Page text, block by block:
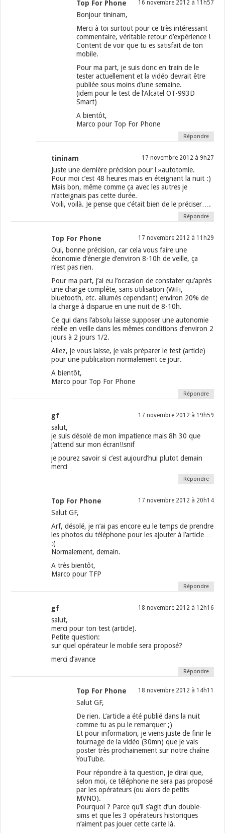
Top For Phone 16 novembre 2012 à 11h57
Bonjour tininam,
Merci à toi surtout pour ce très intéressant
commentaire, véritable retour d’expérience !
Content de voir que tu es satisfait de ton
mobile.
Pour ma part, je suis donc en train de le
tester actuellement et la vidéo devrait être
publiée sous moins d’une semaine.
(idem pour le test de l’Alcatel OT-993D
Smart)
A bientôt,
Marco pour Top For Phone
Répondre
tininam 17 novembre 2012 à 9h27
Juste une dernière précision pour l »autotomie.
Pour moi c’est 48 heures mais en éteignant la nuit :)
Mais bon, même comme ça avec les autres je
n’atteignais pas cette durée.
Voili, voilà. Je pense que c’était bien de le préciser….
Répondre
Top For Phone 17 novembre 2012 à 11h29
Oui, bonne précision, car cela vous faire une
économie d’énergie d’environ 8-10h de veille, ça
n’est pas rien.
Pour ma part, j’ai eu l’occasion de constater qu’après
une charge compléte, sans utilisation (WiFi,
bluetooth, etc. allumés cependant) environ 20% de
la charge à disparue en une nuit de 8-10h.
Ce qui dans l’absolu laisse supposer une autonomie
réelle en veille dans les mêmes conditions d’environ 2
jours à 2 jours 1/2.
Allez, je vous laisse, je vais préparer le test (article)
pour une publication normalement ce jour.
A bientôt,
Marco pour Top For Phone
Répondre
gf 17 novembre 2012 à 19h59
salut,
je suis désolé de mon impatience mais 8h 30 que
j’attend sur mon écran!!snif
je pourez savoir si c’est aujourd’hui plutot demain
merci
Répondre
Top For Phone 17 novembre 2012 à 20h14
Salut GF,
Arf, désolé, je n’ai pas encore eu le temps de prendre
les photos du téléphone pour les ajouter à l’article…
:(
Normalement, demain.
A très bientôt,
Marco pour TFP
Répondre
gf 18 novembre 2012 à 12h16
salut,
merci pour ton test (article).
Petite question:
sur quel opérateur le mobile sera proposé?
merci d’avance
Répondre
Top For Phone 18 novembre 2012 à 14h11
Salut GF,
De rien. L’article a été publié dans la nuit
comme tu as pu le remarquer ;)
Et pour information, je viens juste de finir le
tournage de la vidéo (30mn) que je vais
poster très prochainement sur notre chaîne
YouTube.
Pour répondre à ta question, je dirai que,
selon moi, ce téléphone ne sera pas proposé
par les opérateurs (ou alors de petits
MVNO).
Pourquoi ? Parce qu’il s’agit d’un double-
sims et que les 3 opérateurs historiques
n’aiment pas jouer cette carte là.